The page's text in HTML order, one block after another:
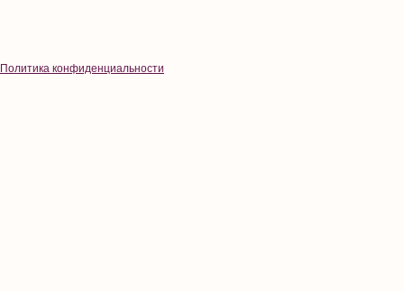
Политика конфиденциальности